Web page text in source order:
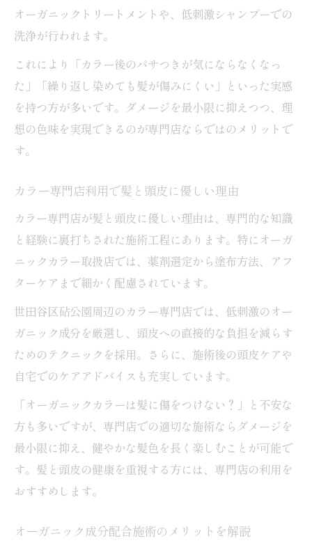
オーガニックトリートメントや、低刺激シャンプーでの
洗浄が行われます。
これにより「カラー後のパサつきが気にならなくなっ
た」「繰り返し染めても髪が傷みにくい」といった実感
を持つ方が多いです。ダメージを最小限に抑えつつ、理
想の色味を実現できるのが専門店ならではのメリットで
す。
カラー専門店利用で髪と頭皮に優しい理由
カラー専門店が髪と頭皮に優しい理由は、専門的な知識
と経験に裏打ちされた施術工程にあります。特にオーガ
ニックカラー取扱店では、薬剤選定から塗布方法、アフ
ターケアまで細かく配慮されています。
世田谷区砧公園周辺のカラー専門店では、低刺激のオー
ガニック成分を厳選し、頭皮への直接的な負担を減らす
ためのテクニックを採用。さらに、施術後の頭皮ケアや
自宅でのケアアドバイスも充実しています。
「オーガニックカラーは髪に傷をつけない？」と不安な
方も多いですが、専門店での適切な施術ならダメージを
最小限に抑え、健やかな髪色を長く楽しむことが可能で
す。髪と頭皮の健康を重視する方には、専門店の利用を
おすすめします。
オーガニック成分配合施術のメリットを解説